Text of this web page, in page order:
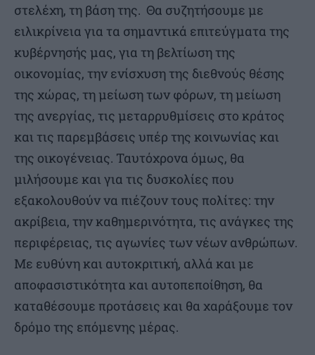
στελέχη, τη βάση της. Θα συζητήσουμε με
ειλικρίνεια για τα σημαντικά επιτεύγματα της
κυβέρνησής μας, για τη βελτίωση της
οικονομίας, την ενίσχυση της διεθνούς θέσης
της χώρας, τη μείωση των φόρων, τη μείωση
της ανεργίας, τις μεταρρυθμίσεις στο κράτος
και τις παρεμβάσεις υπέρ της κοινωνίας και
της οικογένειας. Ταυτόχρονα όμως, θα
μιλήσουμε και για τις δυσκολίες που
εξακολουθούν να πιέζουν τους πολίτες: την
ακρίβεια, την καθημερινότητα, τις ανάγκες της
περιφέρειας, τις αγωνίες των νέων ανθρώπων.
Με ευθύνη και αυτοκριτική, αλλά και με
αποφασιστικότητα και αυτοπεποίθηση, θα
καταθέσουμε προτάσεις και θα χαράξουμε τον
δρόμο της επόμενης μέρας.